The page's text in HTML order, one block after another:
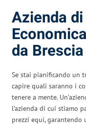
Azienda
da
Se stai pianificando un
capire quali saranno i
tenere a mente.
l’azienda di cui stiamo
prezzi equi, garantendo